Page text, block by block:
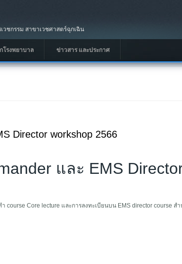
ชกรรม สาขาเวชศาสตร์ฉุกเฉิน
โรงพยาบาล ข่าวสาร และประกาศ
Director workshop 2566
และ EMS
course Core lecture และการลงทะเบียนบน EMS director course